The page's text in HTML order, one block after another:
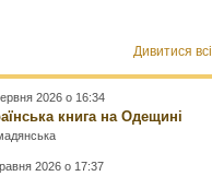
Дивитися всі
2026 о 16:34
книга на Одещині
2026 о 17:37